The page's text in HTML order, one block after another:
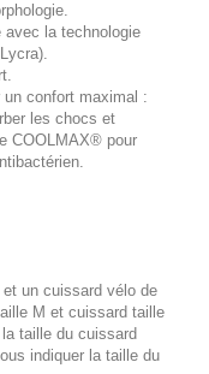
avec la technologie
un confort maximal :
les chocs et
COOLMAX® pour
un cuissard vélo de
M et cuissard taille
taille du cuissard
indiquer la taille du